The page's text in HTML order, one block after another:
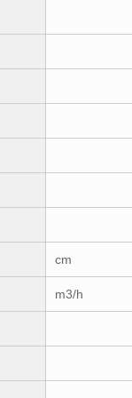
cm
m3/h